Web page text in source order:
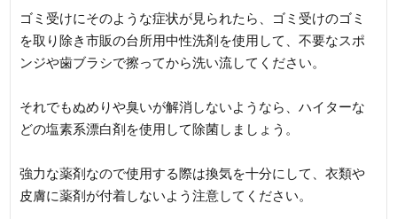
ゴミ受けにそのような症状が見られたら、ゴミ受けのゴミ
を取り除き市販の台所用中性洗剤を使用して、不要なスポ
ンジや歯ブラシで擦ってから洗い流してください。
それでもぬめりや臭いが解消しないようなら、ハイターな
どの塩素系漂白剤を使用して除菌しましょう。
強力な薬剤なので使用する際は換気を十分にして、衣類や
皮膚に薬剤が付着しないよう注意してください。